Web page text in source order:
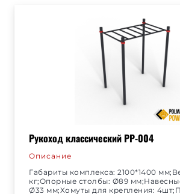
Рукоход классический РР-004
Описание
Габариты комплекса: 2100*1400
кг;Опорные столбы: Ø89
Ø33 мм;Хомуты для крепления: